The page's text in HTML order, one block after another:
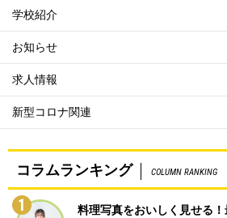
学校紹介
お知らせ
求人情報
新型コロナ関連
コラムランキング COLUMN RANKING
1
料理写真をおいしく見せる